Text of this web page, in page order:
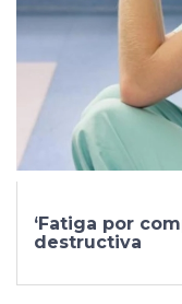
‘Fatiga por
destructiva